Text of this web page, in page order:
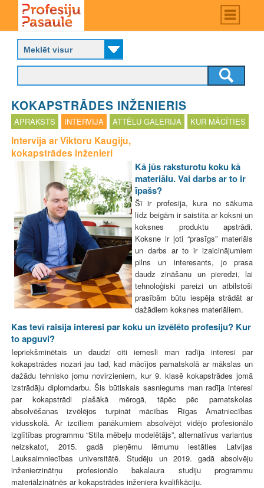
main
content
Main
menu
P
o
f
e
i
j
u
p
a
s
e
KOKAPSTRĀDES INŽENIERIS
APRAKSTS INTERVIJA ATTĒLU GALERIJA KUR MĀCĪTIES
Intervija ar Viktoru Kaugiju,
kokapstrādes inženieri
Kā jūs raksturotu koku kā
materiālu. Vai darbs ar to ir
īpašs?
Šī ir profesija, kura no sākuma
līdz beigām ir saistīta ar koksni un
koksnes produktu apstrādi.
Koksne ir ļoti “prasīgs” materiāls
un darbs ar to ir izaicinājumiem
pilns un interesants, jo prasa
daudz zināšanu un pieredzi, lai
tehnoloģiski pareizi un atbilstoši
prasībām būtu iespēja strādāt ar
dažādiem koksnes materiāliem.
Kas tevī raisīja interesi par koku un izvēlēto profesiju? Kur
to apguvi?
Iepriekšminētais un daudzi citi iemesli man radīja interesi par
kokapstrādes nozari jau tad, kad mācījos pamatskolā ar mākslas un
dažādu tehnisko jomu novirzieniem, kur 9. klasē kokapstrādes jomā
izstrādāju diplomdarbu. Šis būtiskais sasniegums man radīja interesi
par kokapstrādi plašākā mērogā, tāpēc pēc pamatskolas
absolvēšanas izvēlējos turpināt mācības Rīgas Amatniecības
vidusskolā. Ar izciliem panākumiem absolvējot vidējo profesionālo
izglītības programmu “Stila mēbeļu modelētājs”, alternatīvus variantus
neizskatot, 2015. gadā pieņēmu lēmumu iestāties Latvijas
Lauksaimniecības universitātē. Studēju un 2019. gadā absolvēju
inženierzinātņu profesionālo bakalaura studiju programmu
materiālzinātnēs ar kokapstrādes inženiera kvalifikāciju.